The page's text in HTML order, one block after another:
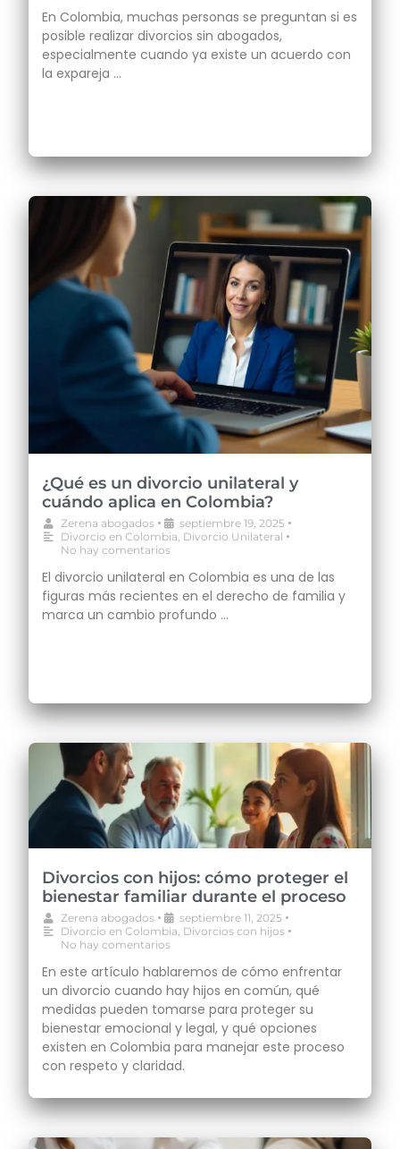
En Colombia, muchas personas se preguntan si es
posible realizar divorcios sin abogados,
especialmente cuando ya existe un acuerdo con
la expareja …
¿Qué es un divorcio unilateral y
cuándo aplica en Colombia?
Zerena abogados • septiembre 19, 2025 •
Divorcio en Colombia Divorcio Unilateral •
No hay comentarios
El divorcio unilateral en Colombia es una de las
figuras más recientes en el derecho de familia y
marca un cambio profundo …
Divorcios con hijos: cómo proteger el
bienestar familiar durante el proceso
Zerena abogados • septiembre 11, 2025 •
Divorcio en Colombia Divorcios con hijos •
No hay comentarios
En este artículo hablaremos de cómo enfrentar
un divorcio cuando hay hijos en común, qué
medidas pueden tomarse para proteger su
bienestar emocional y legal, y qué opciones
existen en Colombia para manejar este proceso
con respeto y claridad.